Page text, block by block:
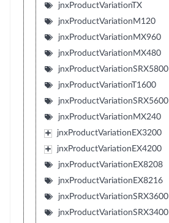
jnxProductVariationTX
jnxProductVariationM120
jnxProductVariationMX960
jnxProductVariationMX480
jnxProductVariationSRX5800
jnxProductVariationT1600
jnxProductVariationSRX5600
jnxProductVariationMX240
jnxProductVariationEX3200
jnxProductVariationEX4200
jnxProductVariationEX8208
jnxProductVariationEX8216
jnxProductVariationSRX3600
jnxProductVariationSRX3400